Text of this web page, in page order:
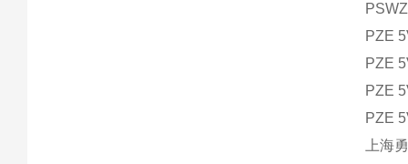
PZE
PZE
PZE
PZE
上海